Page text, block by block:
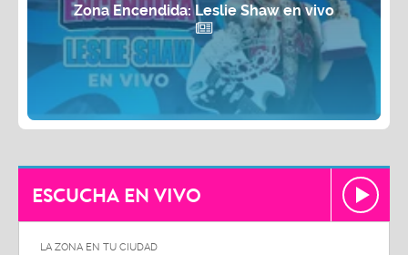
Zona Encendida: Leslie Shaw en vivo
ESCUCHA EN VIVO
LA ZONA EN TU CIUDAD